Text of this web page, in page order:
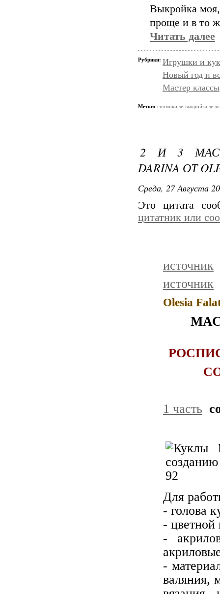
Выкройка моя,
проще и в то
Читать далее
Рубрики: Игрушки и
Новый год и
Мастер классы
Метки: гномики выкройка
2 И 3
DARINA ОТ
Среда, 27 Августа
Это цитата
цитатник или
источник
источник
Olesia
1 часть
Для
- голова
- цветной
-
-
валяния,